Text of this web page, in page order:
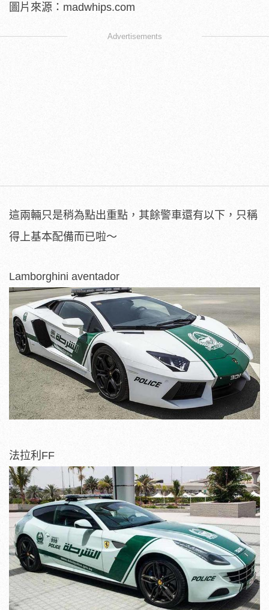
圖片來源：madwhips.com
Advertisements
這兩輛只是稍為點出重點，其餘警車還有以下，只稱
得上基本配備而已啦～
Lamborghini aventador
法拉利FF